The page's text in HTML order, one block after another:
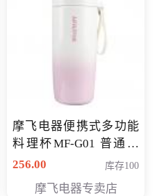
摩飞电器便携式多功能
料理杯MF-G01 普通会
员专享价格118元
256.00 库存100
摩飞电器专卖店